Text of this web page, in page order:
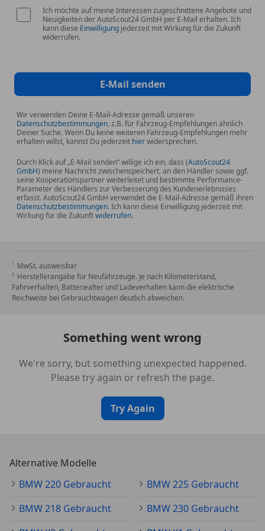
- Regelmäßig gewartet
- Verfügbar nach 6 Monate ab Erstzulassung!
* Gesamtausstattung ab Werk:
01AG Grösserer Krafstofftank
01CE Rekuperationssystem
02TC Sportgetriebe mit Doppelkupplung
02TM Steuerung Getriebetyp
02VB Reifendruckanzeige
02VF Adaptives M Fahrwerk
03MC M Dachreling Shadow Line
0413 Gepäckraumtrennnetz
0420 Abgedunkelte Verglasung
0459 Sitzverstellung elektrisch mit Memory
0481 Sportsitz
0494 Sitzheizung Fahrer/Beifahrer
04H2 Interieurleiste Aluminium Hexacube hell
04NW INSTRUMENTENTAFEL LUXURY
05AV Active Guard
05DN Parkassistenzsystem Plus
0654 DAB-Tuner
Ich möchte auf meine Interessen zugeschnittene Angebote und
Neuigkeiten der AutoScout24 GmbH per E-Mail erhalten. Ich
kann diese Einwilligung jederzeit mit Wirkung für die Zukunft
widerrufen.
E-Mail senden
Wir verwenden Deine E-Mail-Adresse gemäß unseren
Datenschutzbestimmungen, z.B. für Fahrzeug-Empfehlungen ähnlich
Deiner Suche. Wenn Du keine weiteren Fahrzeug-Empfehlungen mehr
erhalten willst, kannst Du jederzeit hierwidersprechen.
Durch Klick auf „E-Mail senden“ willige ich ein, dass (AutoScout24
GmbH) meine Nachricht zwischenspeichert, an den Händler sowie ggf.
seine Kooperationspartner weiterleitet und bestimmte Performance-
Parameter des Händlers zur Verbesserung des Kundenerlebnisses
erfasst. AutoScout24 GmbH verwendet die E-Mail-Adresse gemäß ihren
Datenschutzbestimmungen. Ich kann diese Einwilligung jederzeit mit
Wirkung für die Zukunftwiderrufen.
MwSt. ausweisbar
Herstellerangabe für Neufahrzeuge. Je nach Kilometerstand,
Fahrverhalten, Batteriealter und Ladeverhalten kann die elektrische
Reichweite bei Gebrauchtwagen deutlich abweichen.
Something went wrong
We're sorry, but something unexpected happened.
Please try again or refresh the page.
Try Again
Alternative Modelle
BMW 220 Gebraucht
BMW 225 Gebraucht
BMW 218 Gebraucht
BMW 230 Gebraucht